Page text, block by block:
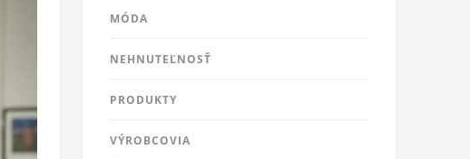
MÓDA
NEHNUTEĽNOSŤ
PRODUKTY
VÝROBCOVIA